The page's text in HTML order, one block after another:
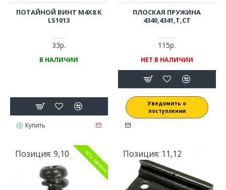
ПОТАЙНОЙ ВИНТ M4Х8 К
LS1013
33р.
В НАЛИЧИИ
Купить
ПЛОСКАЯ ПРУЖИНА
4340,4341,T,CT
115р.
НЕТ В НАЛИЧИИ
Уведомить о
поступлении
Позиция: 9,10 есть замена Позиция: 11,12